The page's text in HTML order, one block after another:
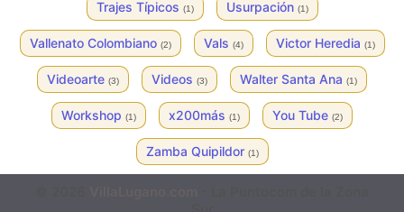
Trajes Típicos (1) Usurpación (1)
Vallenato Colombiano (2) Vals (4) Victor Heredia (1)
Videoarte (3) Videos (3) Walter Santa Ana (1)
Workshop (1) x200más (1) You Tube (2)
Zamba Quipildor (1)